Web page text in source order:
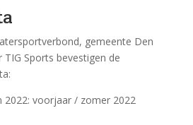
gemeente Den
Sports bevestigen de
voorjaar / zomer 2022